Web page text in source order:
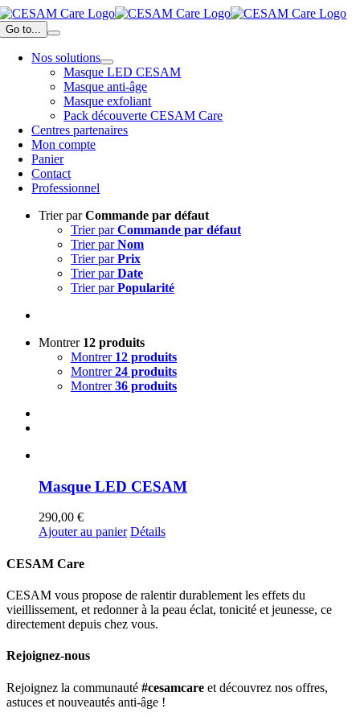
Passer
au
contenu
Go to...
Nos solutions
Masque LED CESAM
Masque anti-âge
Masque exfoliant
Pack découverte CESAM Care
Centres partenaires
Mon compte
Panier
Contact
Professionnel
Trier parCommande par défaut
Trier parCommande par défaut
Trier parNom
Trier parPrix
Trier parDate
Trier parPopularité
Montrer 12 produits
Montrer 12 produits
Montrer24 produits
Montrer36 produits
Masque LED CESAM
290,00 €
Ajouter au panier Détails
CESAM Care
CESAM vous propose de ralentir durablement les effets du
vieillissement, et redonner à la peau éclat, tonicité et jeunesse, ce
directement depuis chez vous.
Rejoignez-nous
Rejoignez la communauté #cesamcare et découvrez nos offres,
astuces et nouveautés anti-âge !